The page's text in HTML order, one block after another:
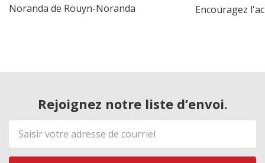
Noranda de Rouyn-Noranda
Encouragez
Rejoignez notre liste d’envoi.
Adresse
de
courriel